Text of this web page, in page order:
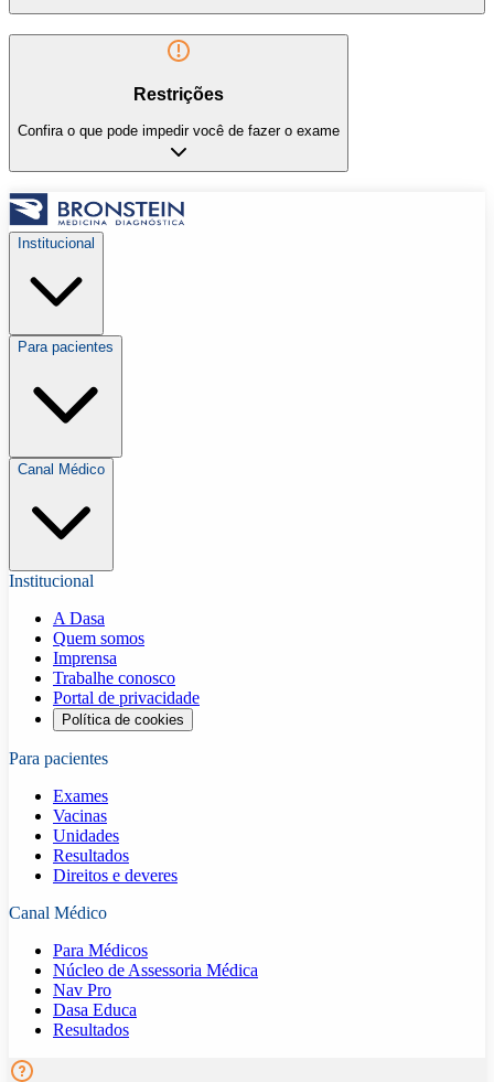
Restrições
Confira o que pode impedir você de fazer o exame
Institucional
Para pacientes
Canal Médico
Institucional
A Dasa
Quem somos
Imprensa
Trabalhe conosco
Portal de privacidade
Política de cookies
Para pacientes
Exames
Vacinas
Unidades
Resultados
Direitos e deveres
Canal Médico
Para Médicos
Núcleo de Assessoria Médica
Nav Pro
Dasa Educa
Resultados